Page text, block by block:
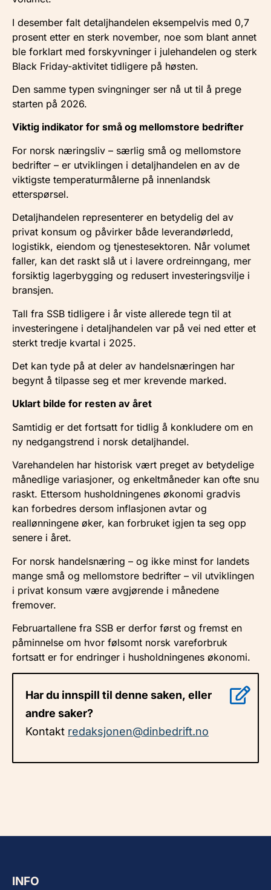
I desember falt detaljhandelen eksempelvis med 0,7
prosent etter en sterk november, noe som blant annet
ble forklart med forskyvninger i julehandelen og sterk
Black Friday-aktivitet tidligere på høsten.
Den samme typen svingninger ser nå ut til å prege
starten på 2026.
Viktig indikator for små og mellomstore bedrifter
For norsk næringsliv – særlig små og mellomstore
bedrifter – er utviklingen i detaljhandelen en av de
viktigste temperaturmålerne på innenlandsk
etterspørsel.
Detaljhandelen representerer en betydelig del av
privat konsum og påvirker både leverandørledd,
logistikk, eiendom og tjenestesektoren. Når volumet
faller, kan det raskt slå ut i lavere ordreinngang, mer
forsiktig lagerbygging og redusert investeringsvilje i
bransjen.
Tall fra SSB tidligere i år viste allerede tegn til at
investeringene i detaljhandelen var på vei ned etter et
sterkt tredje kvartal i 2025.
Det kan tyde på at deler av handelsnæringen har
begynt å tilpasse seg et mer krevende marked.
Uklart bilde for resten av året
Samtidig er det fortsatt for tidlig å konkludere om en
ny nedgangstrend i norsk detaljhandel.
Varehandelen har historisk vært preget av betydelige
månedlige variasjoner, og enkeltmåneder kan ofte snu
raskt. Ettersom husholdningenes økonomi gradvis
kan forbedres dersom inflasjonen avtar og
reallønningene øker, kan forbruket igjen ta seg opp
senere i året.
For norsk handelsnæring – og ikke minst for landets
mange små og mellomstore bedrifter – vil utviklingen
i privat konsum være avgjørende i månedene
fremover.
Februartallene fra SSB er derfor først og fremst en
påminnelse om hvor følsomt norsk vareforbruk
fortsatt er for endringer i husholdningenes økonomi.
Har du innspill til denne saken, eller
andre saker?
Kontakt redaksjonen@dinbedrift.no
INFO